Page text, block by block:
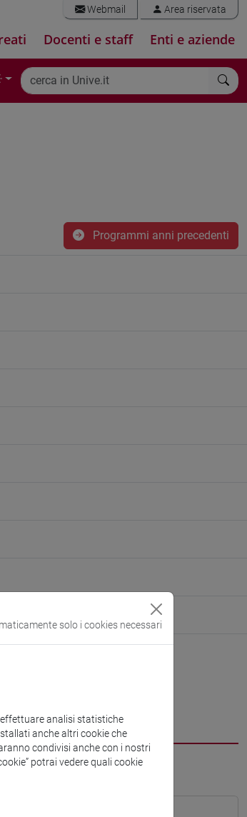
Webmail Area riservata
Docenti e staff Enti e aziende
Programmi anni precedenti
solo i cookies necessari
analisi statistiche
anche altri cookie che
condivisi anche con i nostri
potrai vedere quali cookie